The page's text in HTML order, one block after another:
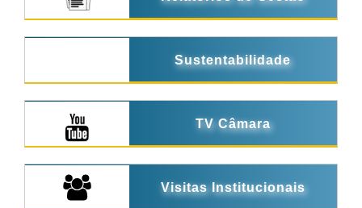
Sustentabilidade
TV Câmara
Visitas Institucionais